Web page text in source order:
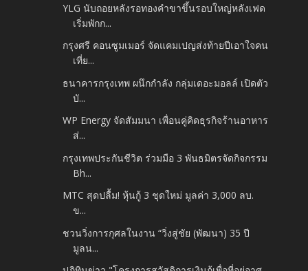
YLG นับถอยหลังรอทองคำขาขึ้นรอบใหญ่หลังเฟด
เริ่มพักก...
กรุงศรี คอนซูมเมอร์ จัดแคมเปญส่งท้ายปีเอาใจคน
เที่ย...
ธนาคารกรุงเทพ ผนึกกําลัง กลุ่มเดอะมอลล์ เปิดตัว
บั...
WP Energy จัดสัมมนา เพื่อนคู่คิดธุรกิจร้านอาหาร
ส่...
กรุงเทพประกันชีวิต ร่วมมือ 3 พันธมิตรจัดกิจกรรม
Bh...
MTC สุดปลื้ม! หุ้นกู้ 3 ชุดใหม่ มูลค่า 3,000 ลบ.
ข...
ชวนวิ่งการกุศลในงาน “วิ่งสู่ชัย (พัฒนา) 35 ปี
มูลน...